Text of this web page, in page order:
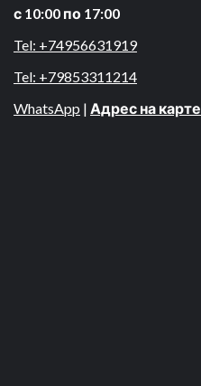
с 10:00 по 17:00
Tel: +74956631919
Tel: +79853311214
WhatsApp | Адрес на карте